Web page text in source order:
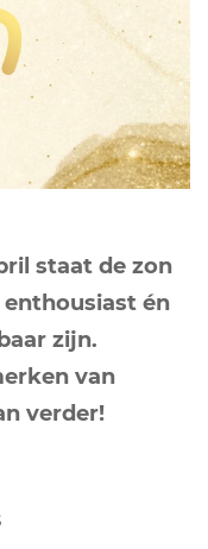
sterrenbeeld
staat de zon
én
zijn.
van
verder!